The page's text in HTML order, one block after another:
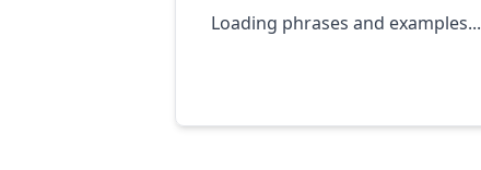
Loading phrases and examples...